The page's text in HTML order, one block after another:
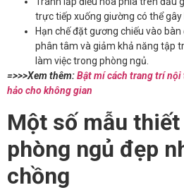
trực tiếp xuống giường có thể gây
Hạn chế đặt gương chiếu vào
phân tâm và giảm khả năng tập
làm việc trong phòng ngủ.
=>>>Xem thêm:Bật mí cách trang trí
hảo cho không gian
Một số mẫu
phòng ngủ đẹp
chồng